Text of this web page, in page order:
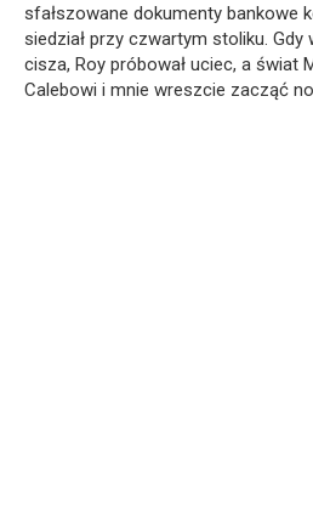
sfałszowane dokumenty bankowe
siedział przy czwartym stoliku. Gdy
cisza, Roy próbował uciec, a świat
Calebowi i mnie wreszcie zacząć